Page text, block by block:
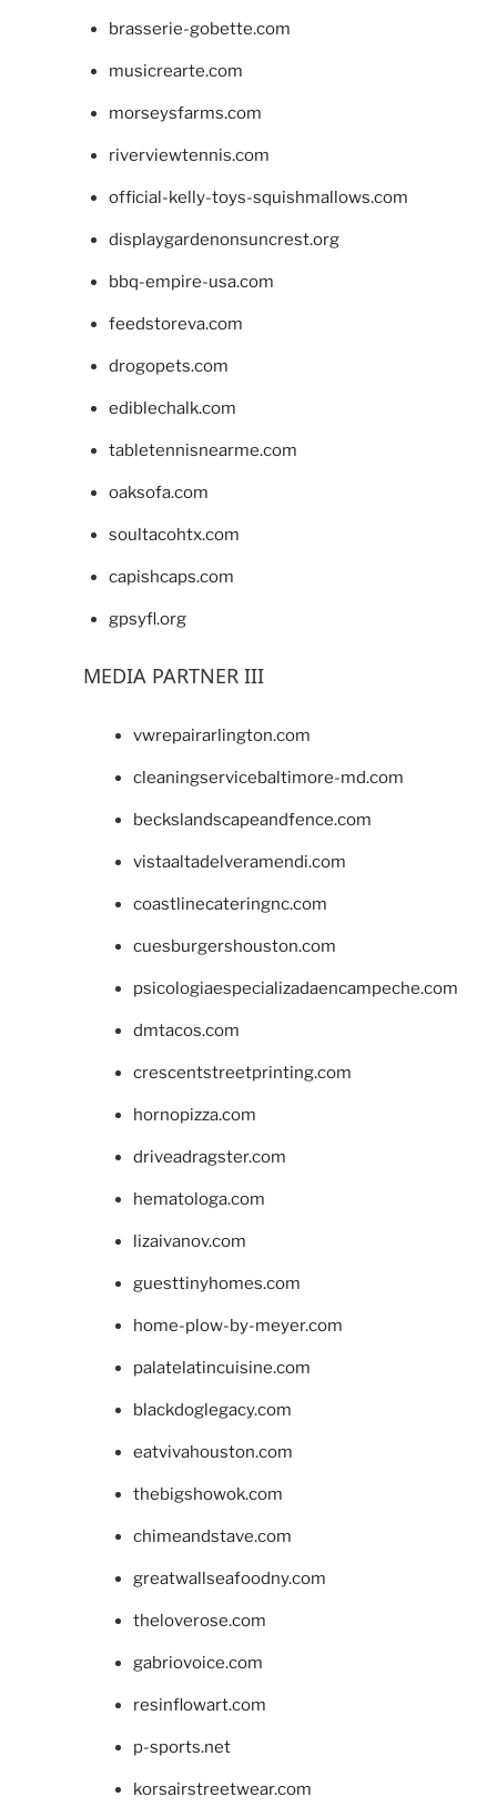
brasserie-gobette.com
musicrearte.com
morseysfarms.com
riverviewtennis.com
official-kelly-toys-squishmallows.com
displaygardenonsuncrest.org
bbq-empire-usa.com
feedstoreva.com
drogopets.com
ediblechalk.com
tabletennisnearme.com
oaksofa.com
soultacohtx.com
capishcaps.com
gpsyfl.org
MEDIA PARTNER III
vwrepairarlington.com
cleaningservicebaltimore-md.com
beckslandscapeandfence.com
vistaaltadelveramendi.com
coastlinecateringnc.com
cuesburgershouston.com
psicologiaespecializadaencampeche.com
dmtacos.com
crescentstreetprinting.com
hornopizza.com
driveadragster.com
hematologa.com
lizaivanov.com
guesttinyhomes.com
home-plow-by-meyer.com
palatelatincuisine.com
blackdoglegacy.com
eatvivahouston.com
thebigshowok.com
chimeandstave.com
greatwallseafoodny.com
theloverose.com
gabriovoice.com
resinflowart.com
p-sports.net
korsairstreetwear.com